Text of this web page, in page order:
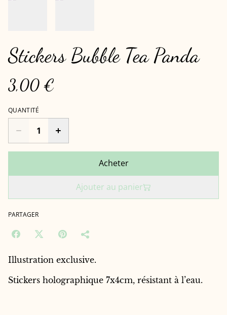
Stickers Bubble Tea Panda
3,00 €
QUANTITÉ
Acheter
Ajouter au panier
PARTAGER
Illustration exclusive.
Stickers holographique 7x4cm, résistant à l’eau.